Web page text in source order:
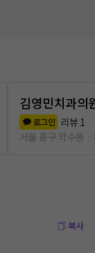
김영민치과의
로그인 리뷰 1
서울 중구 약수동
복사